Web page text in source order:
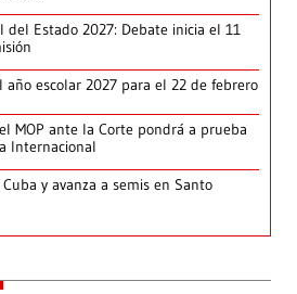
del Estado 2027: Debate inicia el 11
año escolar 2027 para el 22 de febrero
MOP ante la Corte pondrá a prueba
Internacional
y avanza a semis en Santo